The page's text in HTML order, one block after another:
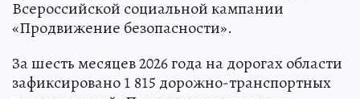
Всероссийской социальной кампании
«Продвижение безопасности».
За шесть месяцев 2026 года на дорогах области
зафиксировано 1 815 дорожно-транспортных